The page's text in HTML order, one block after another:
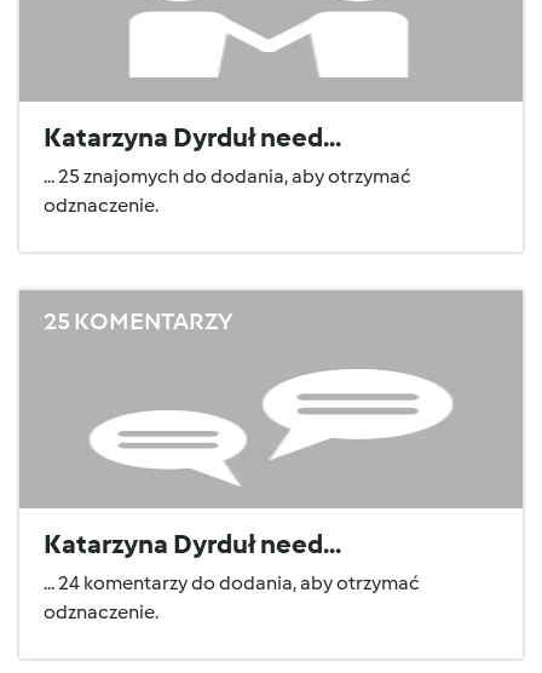
Katarzyna Dyrduł need...
... 25 znajomych do dodania, aby otrzymać
odznaczenie.
25 KOMENTARZY
Katarzyna Dyrduł need...
... 24 komentarzy do dodania, aby otrzymać
odznaczenie.